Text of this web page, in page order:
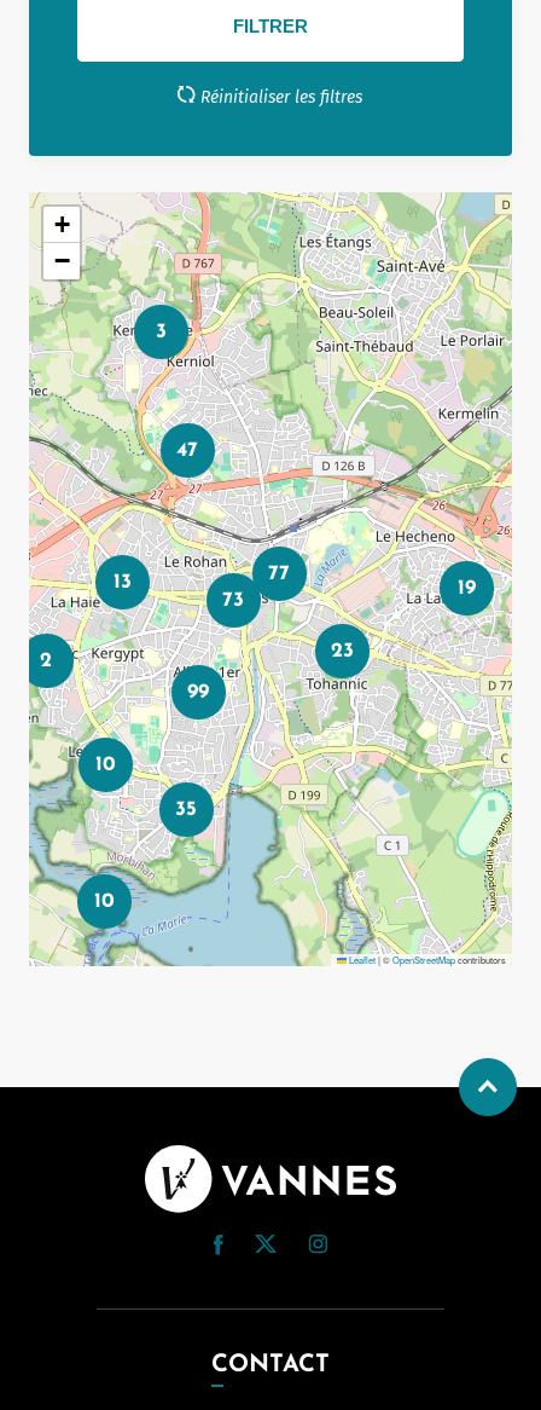
Réinitialiser les filtres
2
10
10
35
13
47
3
19
23
73
77
99
+
−
Leaflet|©OpenStreetMapcontributors
CONTACT
ShareThis is disabled. Allow